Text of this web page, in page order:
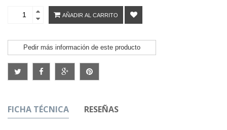
AÑADIR AL CARRITO
Pedir más información de este producto
FICHA TÉCNICA RESEÑAS